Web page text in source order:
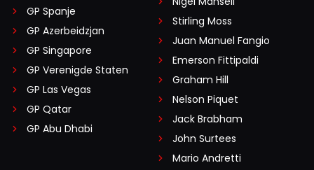
GP Spanje
GP Azerbeidzjan
GP Singapore
GP Verenigde Staten
GP Las Vegas
GP Qatar
GP Abu Dhabi
Stirling Moss
Juan Manuel Fangio
Emerson Fittipaldi
Graham Hill
Nelson Piquet
Jack Brabham
John Surtees
Mario Andretti